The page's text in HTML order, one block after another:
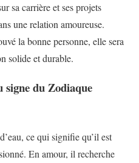
sa carrière et ses projets
une relation amoureuse.
la bonne personne, elle sera
solide et durable.
signe du Zodiaque
ce qui signifie qu’il est
En amour, il recherche